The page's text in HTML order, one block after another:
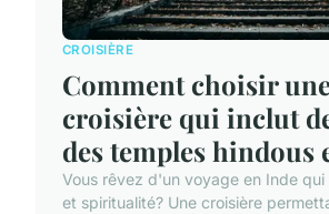
CROISIÈRE
Comment choisir
croisière qui inclut
des temples hindous
Vous rêvez d'un voyage en Inde
et spiritualité? Une croisière